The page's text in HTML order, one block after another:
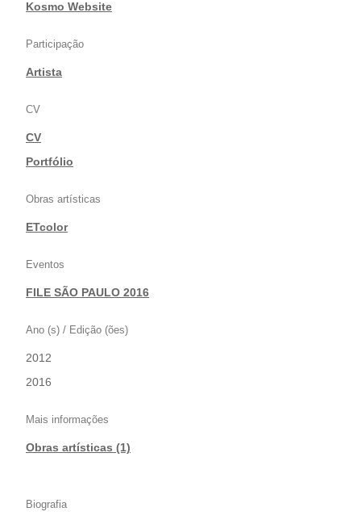
Kosmo Website
Participação
Artista
CV
CV
|Portfólio
Obras artísticas
ETcolor
Eventos
FILE SÃO PAULO 2016
Ano (s) / Edição (ões)
2012
|2016
Mais informações
Obras artísticas (1)
Biografia